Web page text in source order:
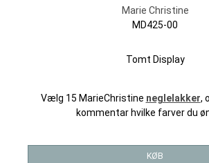
Marie Christine
MD425-00
Tomt Display
Vælg 15 MarieChristine neglelakker,
kommentar hvilke farver du
KØB